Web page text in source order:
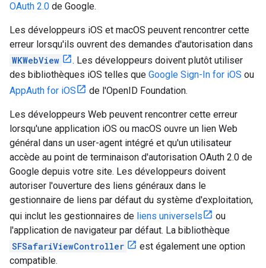
OAuth 2.0 de Google.
Les développeurs iOS et macOS peuvent rencontrer cette
erreur lorsqu'ils ouvrent des demandes d'autorisation dans
WKWebView
. Les développeurs doivent plutôt utiliser
des bibliothèques iOS telles que Google Sign-In for iOS ou
AppAuth for iOS
de l'OpenID Foundation.
Les développeurs Web peuvent rencontrer cette erreur
lorsqu'une application iOS ou macOS ouvre un lien Web
général dans un user-agent intégré et qu'un utilisateur
accède au point de terminaison d'autorisation OAuth 2.0 de
Google depuis votre site. Les développeurs doivent
autoriser l'ouverture des liens généraux dans le
gestionnaire de liens par défaut du système d'exploitation,
qui inclut les gestionnaires de liens universels
ou
l'application de navigateur par défaut. La bibliothèque
SFSafariViewController
est également une option
compatible.